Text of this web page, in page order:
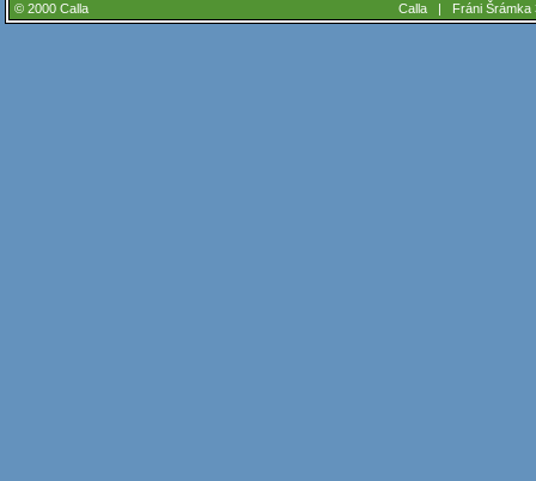
© 2000 Calla Calla | Fráni Šrámka